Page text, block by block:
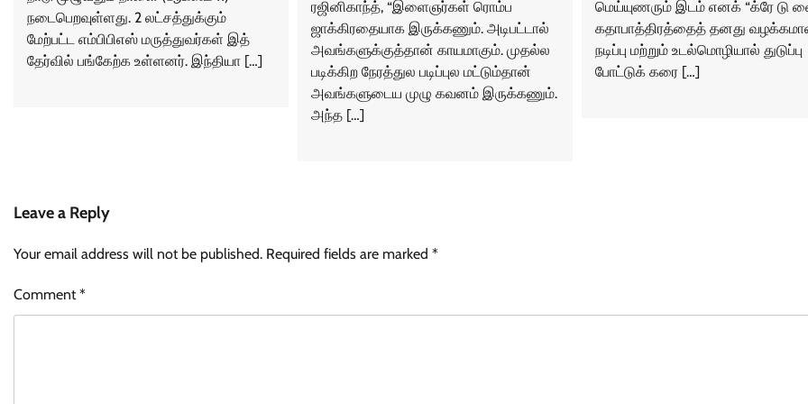
நடைபெறவுள்ளது. 2 லட்சத்துக்கும்
மேற்பட்ட எம்பிபிஎஸ் மருத்துவர்கள் இத்
தேர்வில் பங்கேற்க உள்ளனர். இந்தியா […]
ரஜினிகாந்த், “இளைஞர்கள் ரொம்ப
ஜாக்கிரதையாக இருக்கணும். அடிபட்டால்
அவங்களுக்குத்தான் காயமாகும். முதல்ல
படிக்கிற நேரத்துல படிப்புல மட்டும்தான்
அவங்களுடைய முழு கவனம் இருக்கணும்.
அந்த […]
மெய்யுணரும் இடம் எனக் “க்ரே டு
கதாபாத்திரத்தைத் தனது
நடிப்பு மற்றும் உடல்மொழியால் துடுப்பு
போட்டுக் கரை […]
Leave a Reply
Your email address will not be published. Required fields are marked *
Comment*